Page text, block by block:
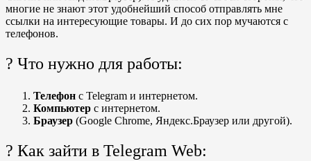
многие не знают этот удобнейший способ отправлять мне
ссылки на интересующие товары. И до сих пор мучаются с
телефонов.
? Что нужно для работы:
Телефон с Telegram и интернетом.
Компьютер с интернетом.
Браузер (Google Chrome, Яндекс.Браузер или другой).
? Как зайти в Telegram Web: